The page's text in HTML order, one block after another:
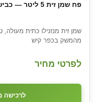
פח שמן זית 5 ליטר — כבישה קרה, חמיצות נמוכה
שמן זית מנזנילו כתית מעולה,
מהמשק בכפר קיש
לפרטי מחיר
לרכישה